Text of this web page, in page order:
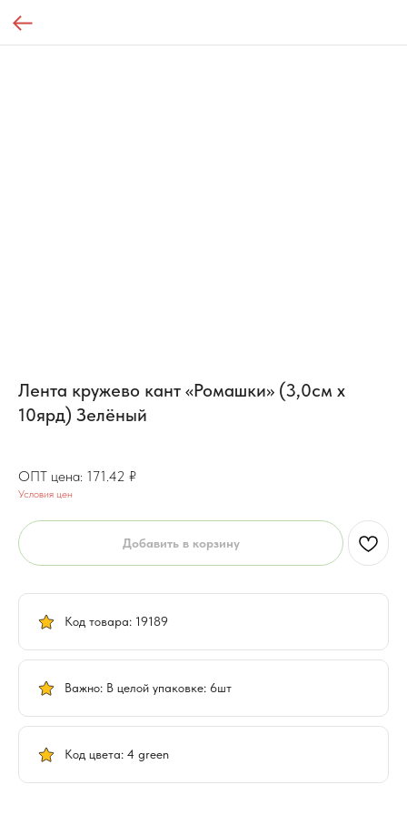
Лента кружево кант «Ромашки» (3,0см х
10ярд) Зелёный
171.42 ₽
Условия цен
Добавить в корзину
Код товара: 19189
Важно: В целой упаковке: 6шт
Код цвета: 4 green